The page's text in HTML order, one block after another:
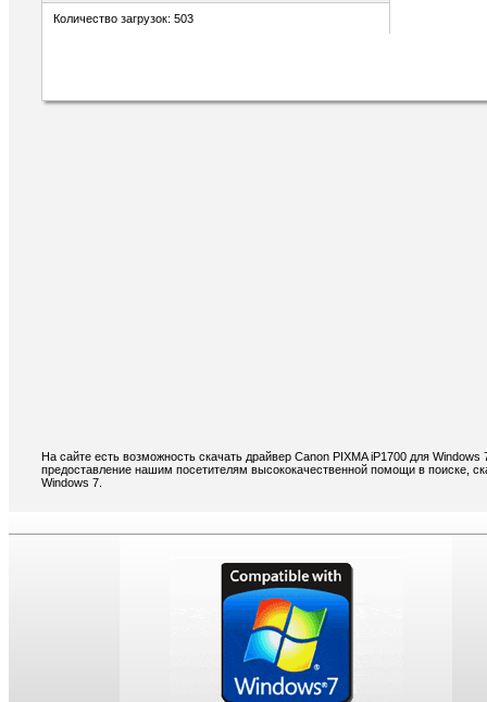
Количество загрузок: 503
На сайте есть возможность скачать драйвер Canon PIXMA iP1700 для
предоставление нашим посетителям высококачественной помощи в поиске,
Windows 7.